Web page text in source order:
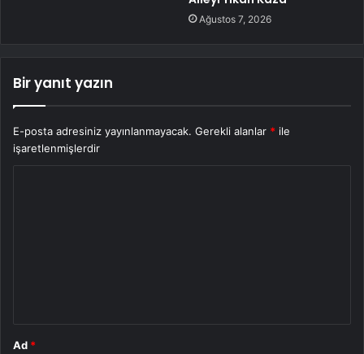
Ağustos 7, 2026
Bir yanıt yazın
E-posta adresiniz yayınlanmayacak. Gerekli alanlar * ile
işaretlenmişlerdir
Ad *